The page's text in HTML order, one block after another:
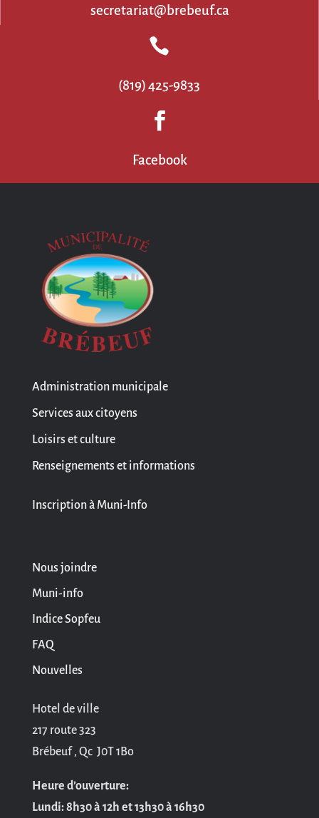
secretariat@brebeuf.ca

(819) 425-9833

Facebook
Administration municipale
Services aux citoyens
Loisirs et culture
Renseignements et informations
Inscription à Muni-Info
Nous joindre
Muni-info
Indice Sopfeu
FAQ
Nouvelles
Hotel de ville
217 route 323
Brébeuf , Qc J0T 1Bo
Heure d’ouverture:
Lundi: 8h30 à 12h et 13h30 à 16h30